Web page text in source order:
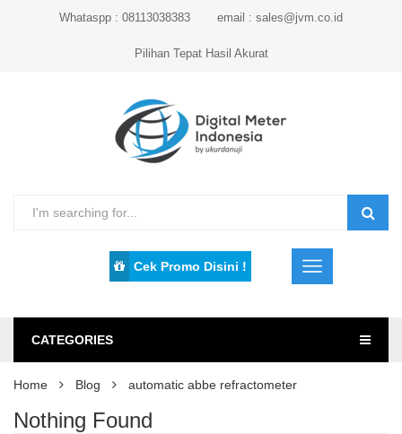
Whataspp : 08113038383 email : sales@jvm.co.id
Pilihan Tepat Hasil Akurat
Cek Promo Disini !
CATEGORIES
Home Blog automatic abbe refractometer
Nothing Found